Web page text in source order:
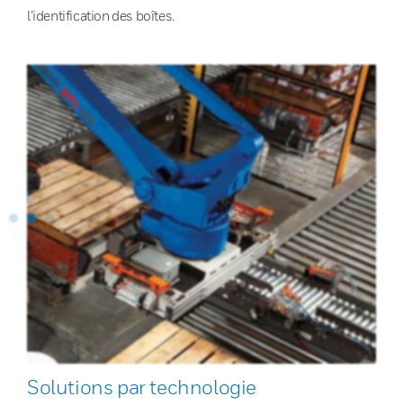
l’identification des boîtes.
Solutions par technologie